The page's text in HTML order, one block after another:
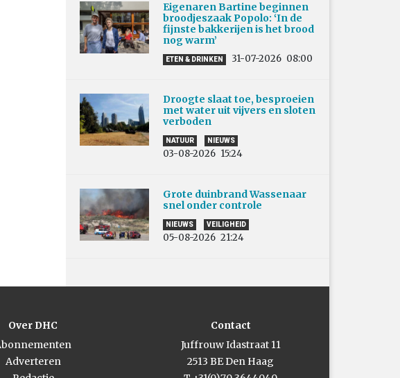
Eigenaren Bartine beginnen
broodjeszaak Popolo: ‘In de
fijnste bakkerijen is het brood
nog warm’
ETEN & DRINKEN 31-07-2026 08:00
Droogte slaat toe, besproeien
met water uit vijvers en sloten
verboden
NATUUR NIEUWS
03-08-2026 15:24
Grote duinbrand Wassenaar
snel onder controle
NIEUWS VEILIGHEID
05-08-2026 21:24
Over DHC
Adverteren
Contact
Juffrouw Idastraat 11
2513 BE Den Haag